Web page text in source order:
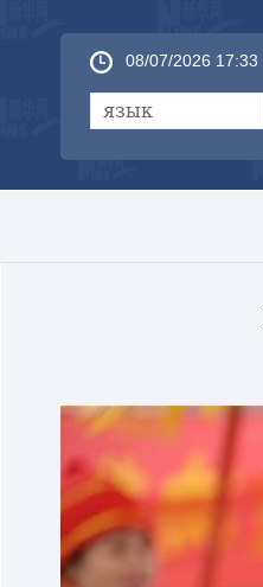
08/07/2026 17:33
язык